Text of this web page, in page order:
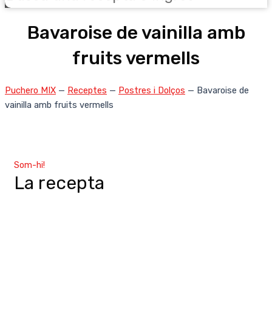
Bavaroise de vainilla amb
fruits vermells
Puchero MIX — Receptes — Postres i Dolços — Bavaroise de
vainilla amb fruits vermells
Som-hi!
La recepta